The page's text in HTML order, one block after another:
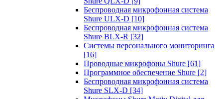
Беспроводная микрофонная система
Shure ULX-D [10]
Беспроводная микрофонная система
Shure BLX-R [32]
Системы персонального мониторинга
[16]
Проводные микрофоны Shure [61]
Программное обеспечение Shure [2]
Беспроводная микрофонная система
Shure SLX-D [34]